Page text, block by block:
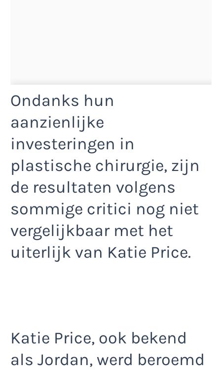
Ondanks hun
aanzienlijke
investeringen in
plastische chirurgie, zijn
de resultaten volgens
sommige critici nog niet
vergelijkbaar met het
uiterlijk van Katie Price.
Katie Price, ook bekend
als Jordan, werd beroemd